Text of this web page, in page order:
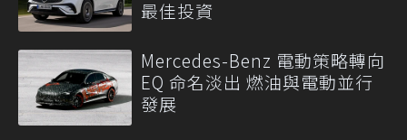
最佳投資
Mercedes-Benz 電動策略轉向
EQ 命名淡出 燃油與電動並行
發展